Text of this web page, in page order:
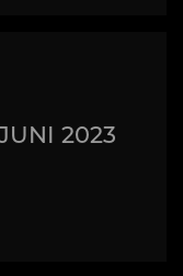
2023